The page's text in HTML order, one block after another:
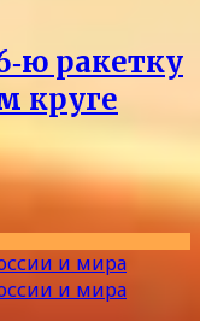
ракетку
круге